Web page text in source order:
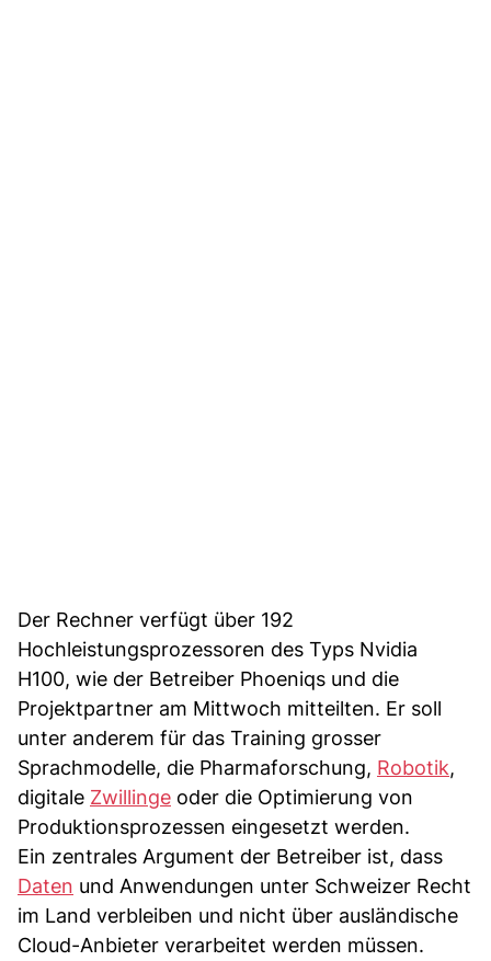
Der Rechner verfügt über 192
Hochleistungsprozessoren des Typs Nvidia
H100, wie der Betreiber Phoeniqs und die
Projektpartner am Mittwoch mitteilten. Er soll
unter anderem für das Training grosser
Sprachmodelle, die Pharmaforschung, Robotik,
digitale Zwillinge oder die Optimierung von
Produktionsprozessen eingesetzt werden.
Ein zentrales Argument der Betreiber ist, dass
Daten und Anwendungen unter Schweizer Recht
im Land verbleiben und nicht über ausländische
Cloud-Anbieter verarbeitet werden müssen.